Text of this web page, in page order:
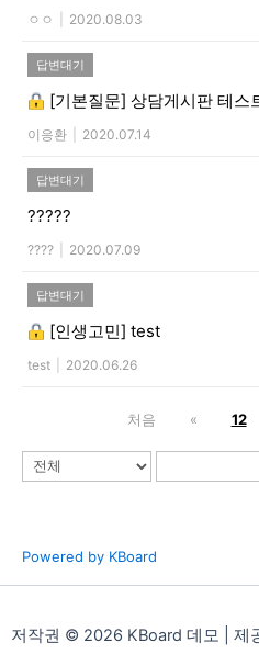
ㅇㅇ 2020.08.03
답변대기
[기본질문] 상담게시판 테스
이응환 2020.07.14
답변대기
?????
???? 2020.07.09
답변대기
[인생고민] test
test 2020.06.26
처음 « 12
Powered by KBoard
저작권 © 2026 KBoard 데모 | 제